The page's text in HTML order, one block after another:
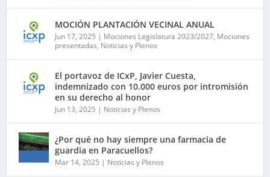
MOCIÓN PLANTACIÓN VECINAL ANUAL
Jun 17, 2025 | Mociones Legislatura 2023/2027, Mociones
presentadas, Noticias y Plenos
El portavoz de ICxP, Javier Cuesta,
indemnizado con 10.000 euros por intromisión
en su derecho al honor
Jun 13, 2025 | Noticias y Plenos
¿Por qué no hay siempre una farmacia de
guardia en Paracuellos?
Mar 14, 2025 | Noticias y Plenos